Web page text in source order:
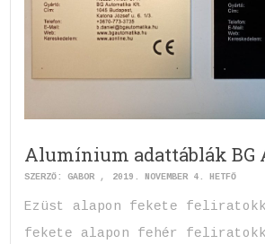
Alumínium adattáblák BG
SZERZŐ:GABOR 2019. NOVEMBER 4. HÉTFŐ
Ezüst alapon fekete
fekete alapon fehér